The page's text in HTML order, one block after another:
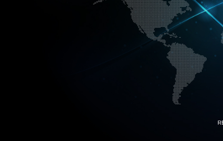
led, Topledworld, top led world, top
économie énergie, edf, lumière,